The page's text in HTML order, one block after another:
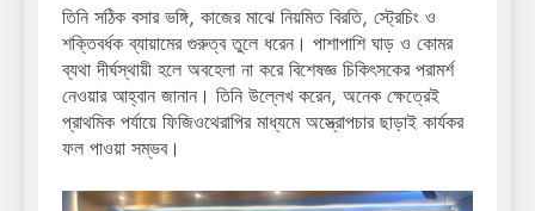
তিনি সঠিক বসার ভঙ্গি, কাজের মাঝে নিয়মিত বিরতি, স্ট্রেচিং ও
শক্তিবর্ধক ব্যায়ামের গুরুত্ব তুলে ধরেন। পাশাপাশি ঘাড় ও কোমর
ব্যথা দীর্ঘস্থায়ী হলে অবহেলা না করে বিশেষজ্ঞ চিকিৎসকের পরামর্শ
নেওয়ার আহ্বান জানান। তিনি উল্লেখ করেন, অনেক ক্ষেত্রেই
প্রাথমিক পর্যায়ে ফিজিওথেরাপির মাধ্যমে অস্ত্রোপচার ছাড়াই কার্যকর
ফল পাওয়া সম্ভব।